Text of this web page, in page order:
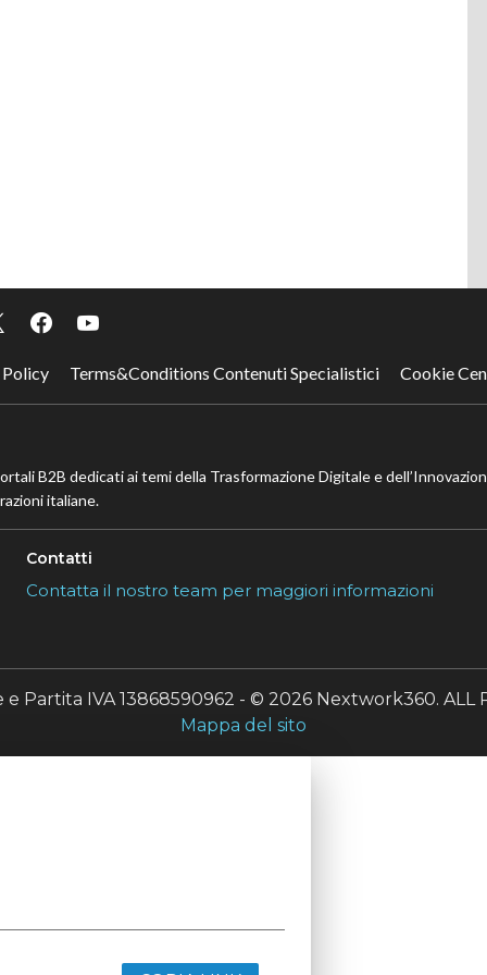
Terms&Conditions Contenuti Specialistici Cookie
B2B dedicati ai temi della Trasformazione Digitale e
italiane.
Contatti
Contatta il nostro team per maggiori informazioni
Partita IVA 13868590962 - © 2026 Nextwork360. ALL
Mappa del sito